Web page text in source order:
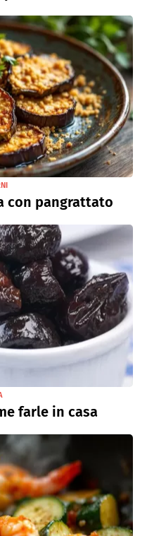
con pangrattato
farle in casa